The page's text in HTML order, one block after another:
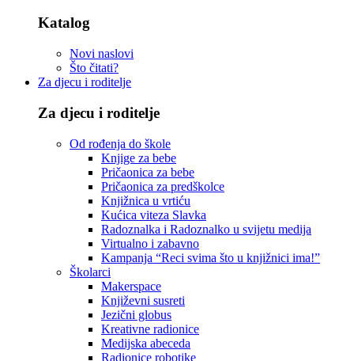
Katalog
Novi naslovi
Što čitati?
Za djecu i roditelje
Za djecu i roditelje
Od rođenja do škole
Knjige za bebe
Pričaonica za bebe
Pričaonica za predškolce
Knjižnica u vrtiću
Kućica viteza Slavka
Radoznalka i Radoznalko u svijetu medija
Virtualno i zabavno
Kampanja “Reci svima što u knjižnici ima!”
Školarci
Makerspace
Književni susreti
Jezični globus
Kreativne radionice
Medijska abeceda
Radionice robotike